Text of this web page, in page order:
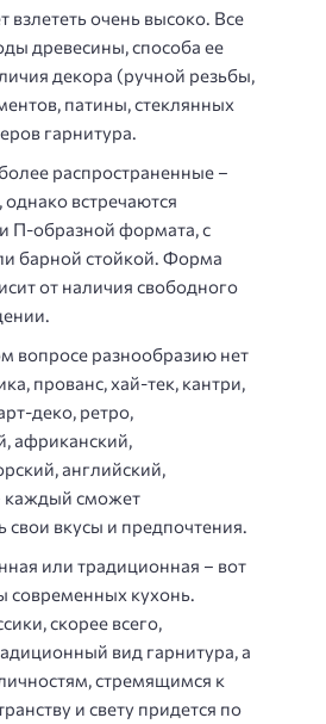
взлететь очень высоко. Все
древесины, способа ее
декора (ручной резьбы,
патины, стеклянных
гарнитура.
распространенные –
встречаются
П-образной формата, с
барной стойкой. Форма
от наличия свободного
вопросе разнообразию нет
прованс, хай-тек, кантри,
деко, ретро,
африканский,
английский,
каждый сможет
свои вкусы и предпочтения.
или традиционная – вот
современных кухонь.
скорее всего,
вид гарнитура, а
стремящимся к
и свету придется по